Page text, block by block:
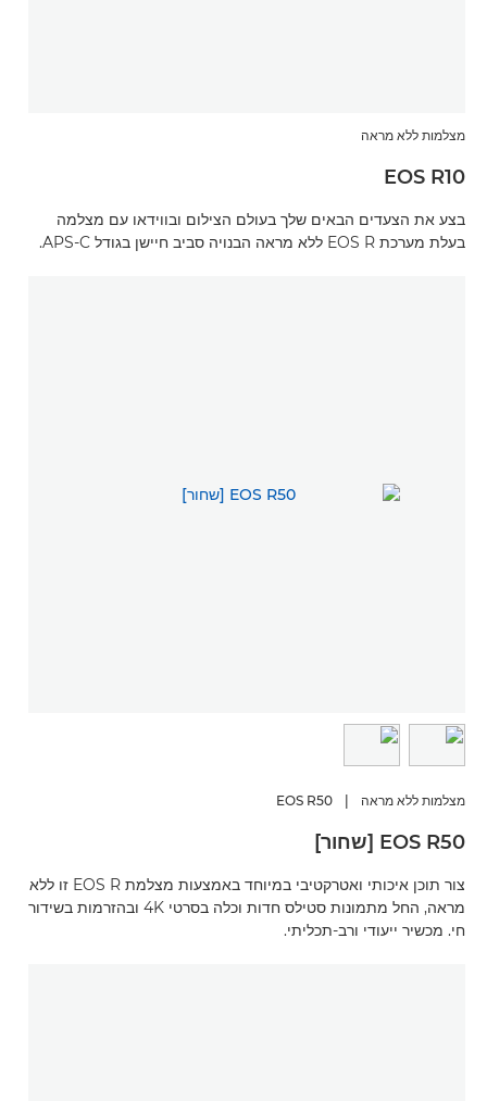
מצלמות ללא מראה
EOS R10
בצע את הצעדים הבאים שלך בעולם הצילום ובווידאו עם מצלמה
בעלת מערכת EOS R ללא מראה הבנויה סביב חיישן בגודל APS-C.
מצלמות ללא מראה EOS R50
EOS R50 [שחור]
צור תוכן איכותי ואטרקטיבי במיוחד באמצעות מצלמת EOS R זו ללא
מראה, החל מתמונות סטילס חדות וכלה בסרטי 4K ובהזרמות בשידור
חי. מכשיר ייעודי ורב-תכליתי.